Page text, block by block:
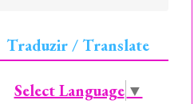
Traduzir / Translate
Select Language ▼